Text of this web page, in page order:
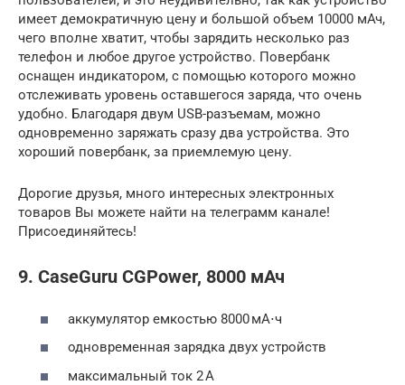
имеет демократичную цену и большой объем 10000 мАч,
чего вполне хватит, чтобы зарядить несколько раз
телефон и любое другое устройство. Повербанк
оснащен индикатором, с помощью которого можно
отслеживать уровень оставшегося заряда, что очень
удобно. Благодаря двум USB-разъемам, можно
одновременно заряжать сразу два устройства. Это
хороший повербанк, за приемлемую цену.
Дорогие друзья, много интересных электронных
товаров Вы можете найти на телеграмм канале!
Присоединяйтесь!
9. CaseGuru CGPower, 8000 мАч
аккумулятор емкостью 8000 мА⋅ч
одновременная зарядка двух устройств
максимальный ток 2 А